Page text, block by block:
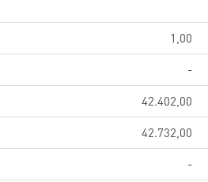
1,00
-
42.402,00
42.732,00
-